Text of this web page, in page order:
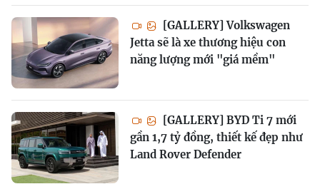
[GALLERY] Volkswagen
Jetta sẽ là xe thương hiệu con
năng lượng mới "giá mềm"
[GALLERY] BYD Ti 7 mới
gần 1,7 tỷ đồng, thiết kế đẹp như
Land Rover Defender